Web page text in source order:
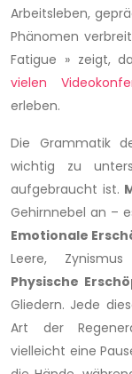
Arbeitsleben,
Phänomen
Fatigue » zeigt,
vielen
erleben.
Die Grammatik
wichtig zu
aufgebraucht ist.
Gehirnnebel an –
Emotionale
Leere,
Physische
Gliedern. Jede
Art der
vielleicht eine